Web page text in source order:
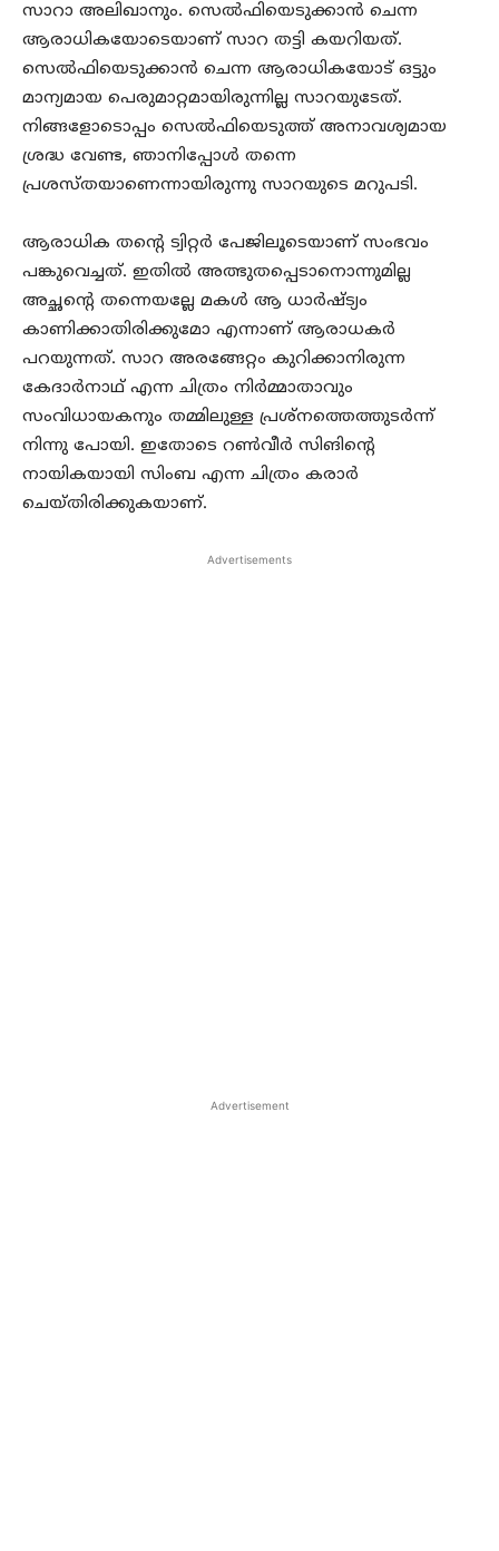
സാറാ അലിഖാനും. സെല്‍ഫിയെടുക്കാന്‍ ചെന്ന
ആരാധികയോടെയാണ് സാറ തട്ടി കയറിയത്.
സെല്‍ഫിയെടുക്കാന്‍ ചെന്ന ആരാധികയോട് ഒട്ടും
മാന്യമായ പെരുമാറ്റമായിരുന്നില്ല സാറയുടേത്.
നിങ്ങളോടൊപ്പം സെല്‍ഫിയെടുത്ത് അനാവശ്യമായ
ശ്രദ്ധ വേണ്ട, ഞാനിപ്പോള്‍ തന്നെ
പ്രശസ്തയാണെന്നായിരുന്നു സാറയുടെ മറുപടി.
ആരാധിക തന്റെ ട്വിറ്റര്‍ പേജിലൂടെയാണ് സംഭവം
പങ്കുവെച്ചത്. ഇതില്‍ അത്ഭുതപ്പെടാനൊന്നുമില്ല
അച്ഛന്റെ തന്നെയല്ലേ മകള്‍ ആ ധാര്‍ഷ്ട്യം
കാണിക്കാതിരിക്കുമോ എന്നാണ് ആരാധകര്‍
പറയുന്നത്. സാറ അരങ്ങേറ്റം കുറിക്കാനിരുന്ന
കേദാര്‍നാഥ് എന്ന ചിത്രം നിര്‍മ്മാതാവും
സംവിധായകനും തമ്മിലുള്ള പ്രശ്നത്തെത്തുടര്‍ന്ന്
നിന്നു പോയി. ഇതോടെ റണ്‍വീര്‍ സിങിന്റെ
നായികയായി സിംബ എന്ന ചിത്രം കരാര്‍
ചെയ്തിരിക്കുകയാണ്.
Advertisements
Advertisement